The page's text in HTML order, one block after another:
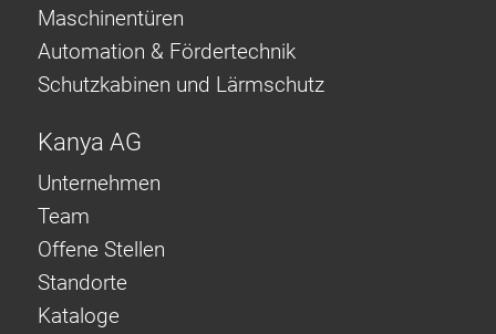
Maschinentüren
Automation & Fördertechnik
Schutzkabinen und Lärmschutz
Kanya AG
Unternehmen
Team
Offene Stellen
Standorte
Kataloge